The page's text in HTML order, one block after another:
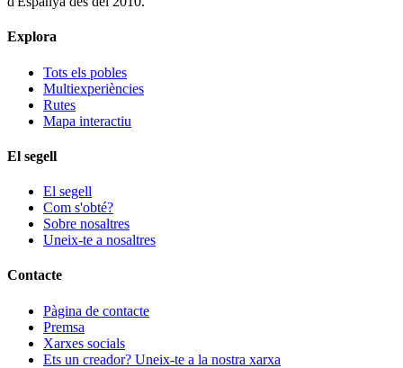
Explora
Tots els pobles
Multiexperiències
Rutes
Mapa interactiu
El segell
El segell
Com s'obté?
Sobre nosaltres
Uneix-te a nosaltres
Contacte
Pàgina de contacte
Premsa
Xarxes socials
Ets un creador? Uneix-te a la nostra xarxa